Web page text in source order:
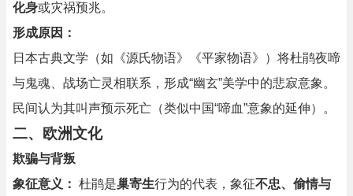
化身或灾祸预兆。
形成原因：
日本古典文学（如《源氏物语》《平家物语》）将杜鹃夜啼
与鬼魂、战场亡灵相联系，形成“幽玄”美学中的悲寂意象。
民间认为其叫声预示死亡（类似中国“啼血”意象的延伸）。
二、欧洲文化
欺骗与背叛
象征意义： 杜鹃是巢寄生行为的代表，象征不忠、偷情与